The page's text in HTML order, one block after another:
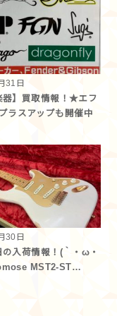
31日
器】買取情報！★エフ
ラスアップも開催中
30日
入荷情報！(｀・ω・
MST2-ST…